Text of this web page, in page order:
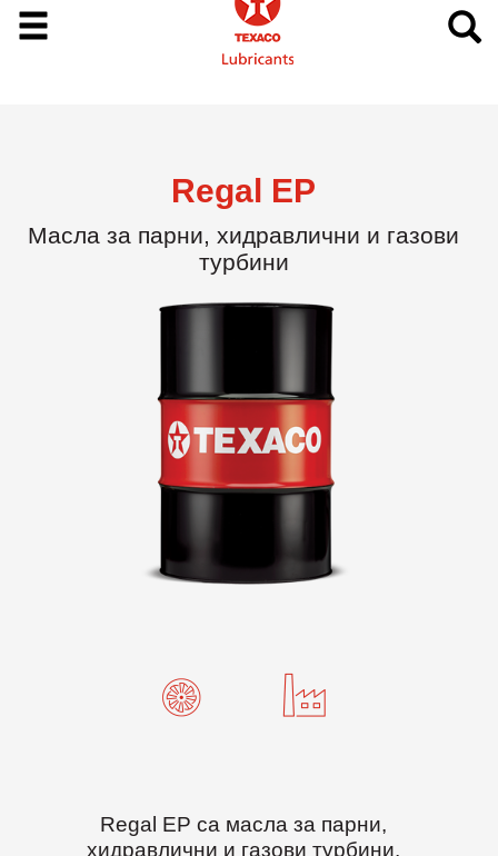
Regal EP
Масла за парни, хидравлични и газови
турбини
Regal EP са масла за парни,
хидравлични и газови турбини,